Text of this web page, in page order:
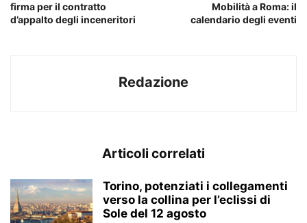
firma per il contratto
d’appalto degli inceneritori
Mobilità a Roma: il
calendario degli eventi
Redazione
Articoli correlati
Torino, potenziati i collegamenti
verso la collina per l’eclissi di
Sole del 12 agosto